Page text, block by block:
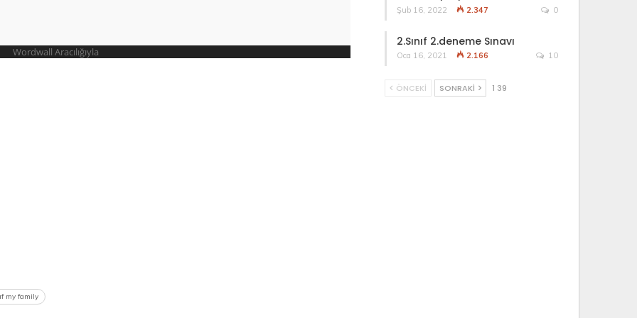
my family
Şub 16, 2022 2.347 0
2.Sınıf 2.deneme Sınavı
Oca 16, 2021 2.166 10
ÖNCEKI SONRAKI 1 39